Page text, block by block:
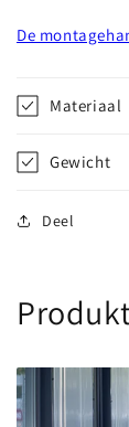
De
Materiaal
Gewicht
Deel